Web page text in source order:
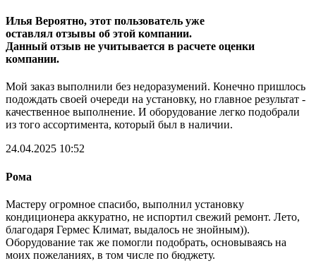
Илья Вероятно, этот пользователь уже
оставлял отзывы об этой компании.
Данный отзыв не учитывается в расчете оценки
компании.
Мой заказ выполнили без недоразумений. Конечно пришлось
подождать своей очереди на установку, но главное результат -
качественное выполнение. И оборудование легко подобрали
из того ассортимента, который был в наличии.
24.04.2025 10:52
Рома
Мастеру огромное спасибо, выполнил установку
кондиционера аккуратно, не испортил свежий ремонт. Лето,
благодаря Гермес Климат, выдалось не знойным)).
Оборудование так же помогли подобрать, основываясь на
моих пожеланиях, в том числе по бюджету.